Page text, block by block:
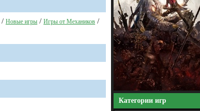
/ Новые игры / Игры от Механиков /
Категории игр